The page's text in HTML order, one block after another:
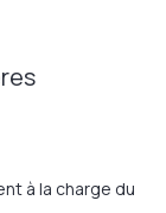
à la charge du